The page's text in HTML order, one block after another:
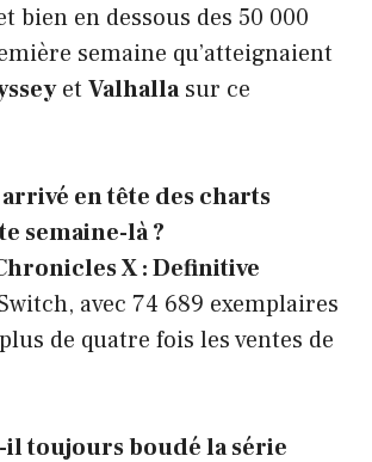
bien en dessous des 50 000
semaine qu’atteignaient
et Valhallasur ce
en tête des charts
semaine-là ?
X : Definitive
avec 74 689 exemplaires
de quatre fois les ventes de
il toujours boudé la série